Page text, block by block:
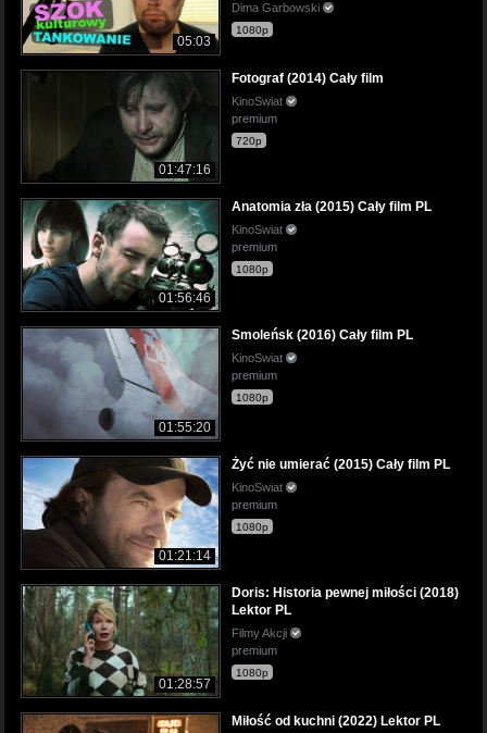
05:03
Dima Garbowski
1080p
01:47:16
Fotograf (2014) Cały film
KinoSwiat
premium
720p
01:56:46
Anatomia zła (2015) Cały film PL
KinoSwiat
premium
1080p
01:55:20
Smoleńsk (2016) Cały film PL
KinoSwiat
premium
1080p
01:21:14
Żyć nie umierać (2015) Cały film PL
KinoSwiat
premium
1080p
01:28:57
Doris: Historia pewnej miłości (2018)
Lektor PL
Filmy Akcji
premium
1080p
Miłość od kuchni (2022) Lektor PL